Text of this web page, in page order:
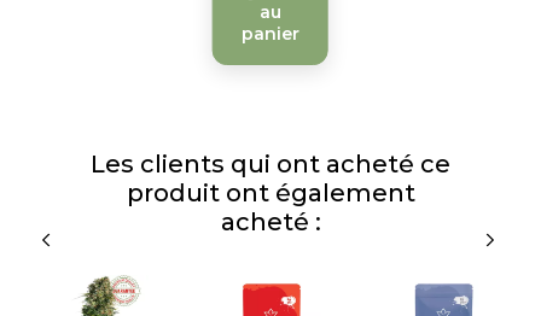
au
panier
Les clients qui ont acheté ce
produit ont également
acheté :